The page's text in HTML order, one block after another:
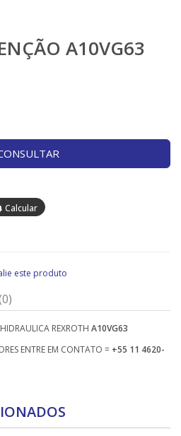
A10VG63
este produto
REXROTH A10VG63
ENTRE EM CONTATO = +55 11 4620-